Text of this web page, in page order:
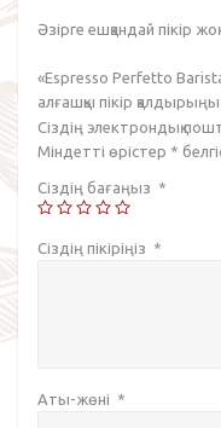
Әзірге ешқандай пікір жоқ.
«Espresso Perfetto
алғашқы пікір
Сіздің электрондық
Міндетті өрістер *
Сіздің бағаңыз *
Сіздің пікіріңіз *
Аты-жөні *